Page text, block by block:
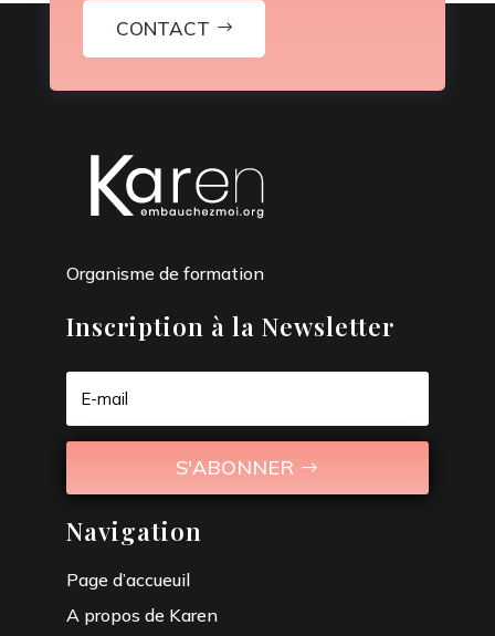
CONTACT
Organisme de formation
Inscription à la Newsletter
S'ABONNER
Navigation
Page d’accueuil
A propos de Karen